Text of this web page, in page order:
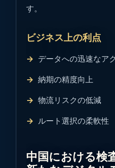
す。
ビジネス上の利点
データへの迅速なア
納期の精度向上
物流リスクの低減
ルート選択の柔軟性
中国における検